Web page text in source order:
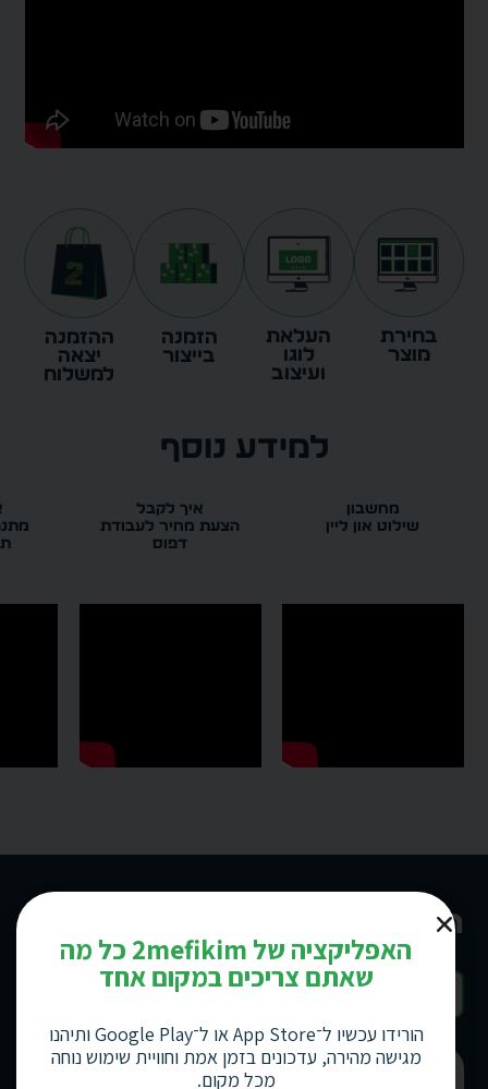
בחירת
מוצר
העלאת
לוגו
ועיצוב
הזמנה
בייצור
ההזמנה
יצאה
למשלוח
למידע נוסף
מחשבון
שילוט און ליין
איך לקבל
הצעת מחיר לעבודת
דפוס
המוצרים
האפליקציה של 2mefikim כל מה
שאתם צריכים במקום אחד
הורידו עכשיו ל־App Store או ל־Google Play ותיהנו
מגישה מהירה, עדכונים בזמן אמת וחוויית שימוש נוחה
מכל מקום.